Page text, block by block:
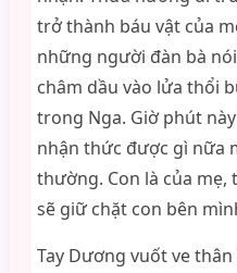
trở thành báu vật của
những người đàn bà
châm dầu vào lửa thổi
trong Nga. Giờ phút
nhận thức được gì nữa
thường. Con là của mẹ,
sẽ giữ chặt con bên
Tay Dương vuốt ve